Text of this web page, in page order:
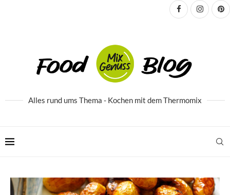
Alles rund ums Thema - Kochen mit dem Thermomix